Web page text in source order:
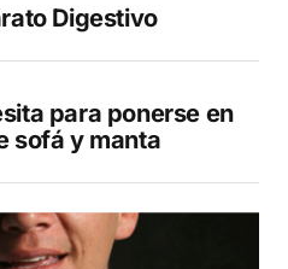
Digestivo
para ponerse en
sofá y manta